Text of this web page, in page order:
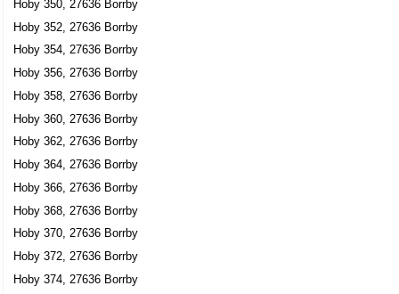
Hoby 350, 27636 Borrby
Hoby 352, 27636 Borrby
Hoby 354, 27636 Borrby
Hoby 356, 27636 Borrby
Hoby 358, 27636 Borrby
Hoby 360, 27636 Borrby
Hoby 362, 27636 Borrby
Hoby 364, 27636 Borrby
Hoby 366, 27636 Borrby
Hoby 368, 27636 Borrby
Hoby 370, 27636 Borrby
Hoby 372, 27636 Borrby
Hoby 374, 27636 Borrby